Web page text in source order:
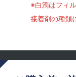
※白濁はフィ
接着剤の種類